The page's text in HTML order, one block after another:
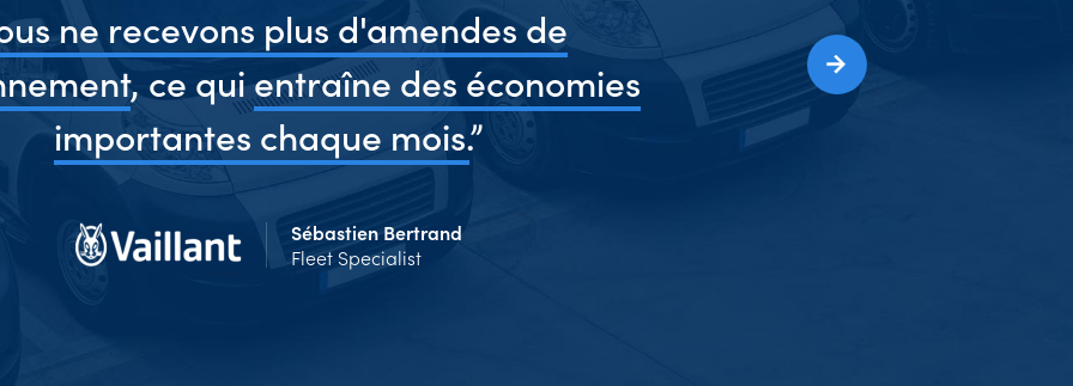
ne recevons plus d'amendes de
, ce quientraîne des économies
importantes chaque mois.”
Sébastien Bertrand
Fleet Specialist